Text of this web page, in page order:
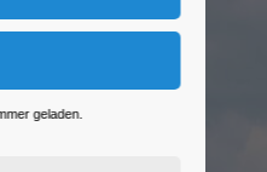
geladen.